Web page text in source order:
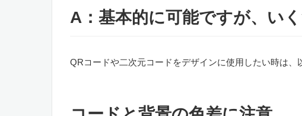
A：基本的に可能ですが、い
QRコードや二次元コードをデザインに使用したい時は、